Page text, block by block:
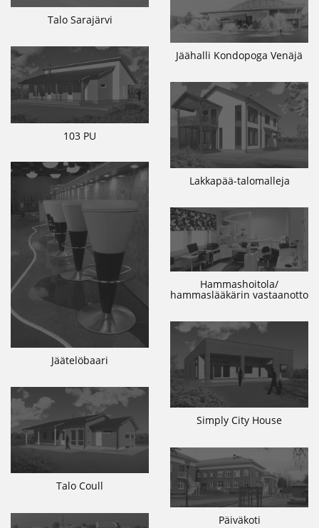
Talo Sarajärvi
Jäähalli Kondopoga Venäjä
103 PU
Lakkapää-talomalleja
Jäätelöbaari
Hammashoitola/
hammaslääkärin vastaanotto
Simply City House
Talo Coull
Päiväkoti